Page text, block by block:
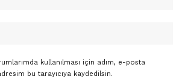
kullanılması için adım, e-posta
bu tarayıcıya kaydedilsin.